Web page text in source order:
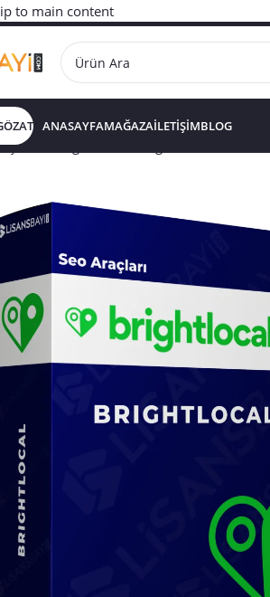
to main content
ANASAYFAMAĞAZAİLETİŞİMBLOG